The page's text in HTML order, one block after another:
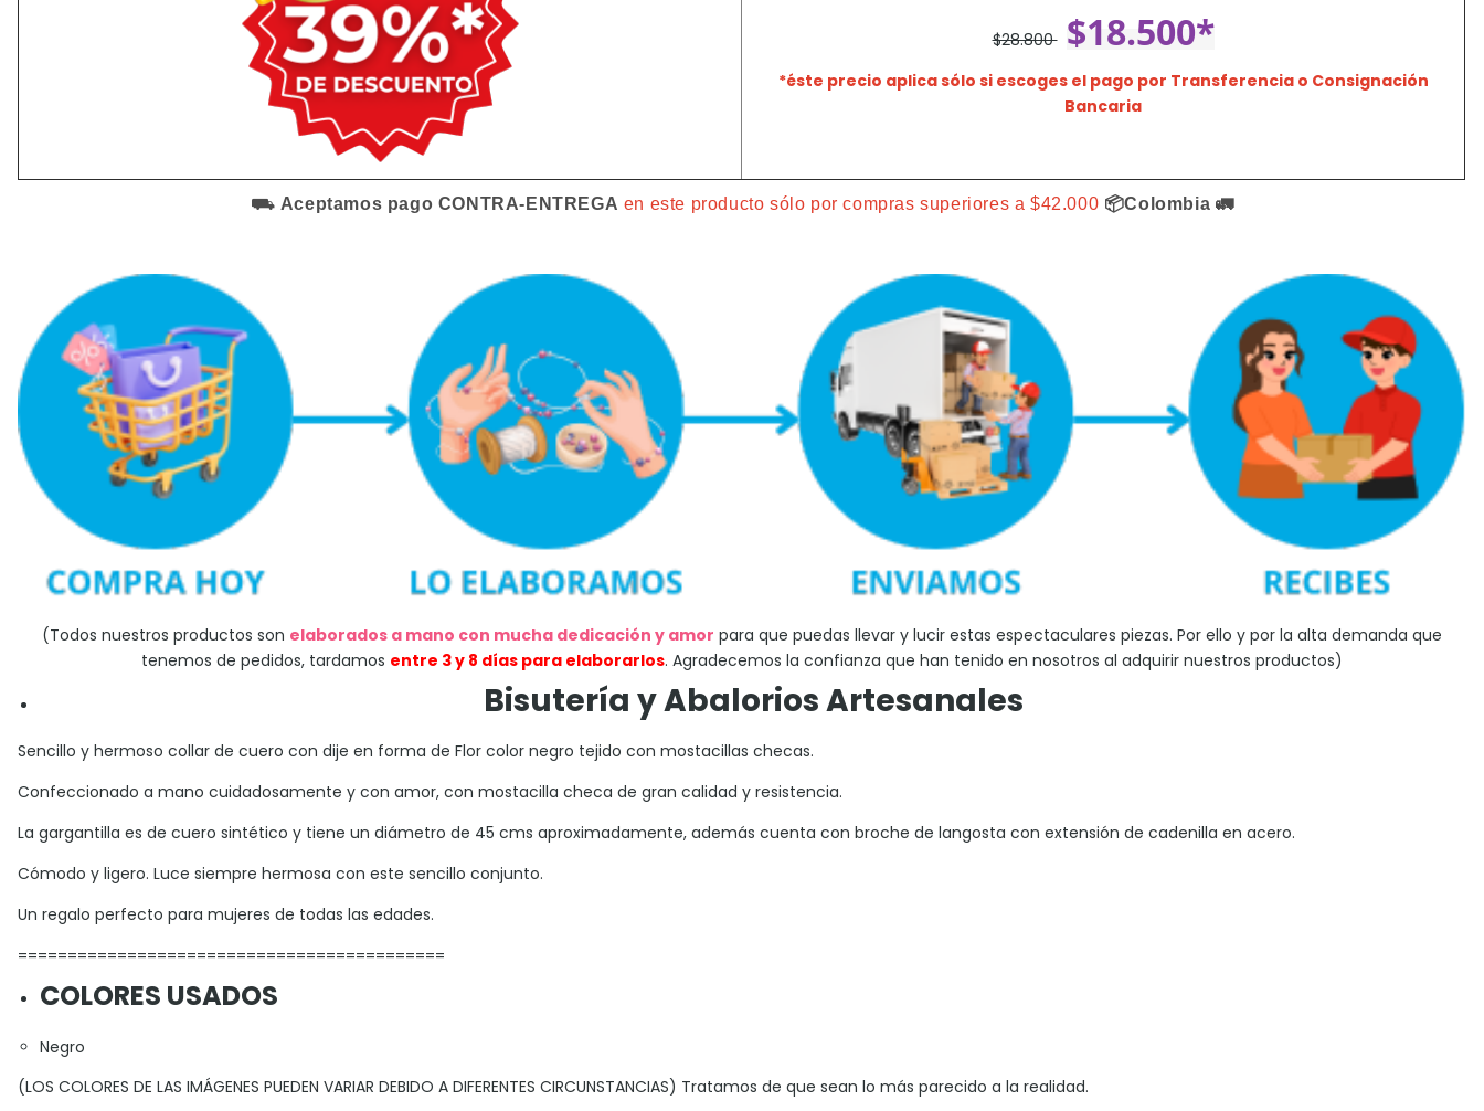
$28.800 $18.500*
*éste precio aplica sólo si escoges el pago por Transferencia o Consignación
Bancaria
⛟ Aceptamos pago CONTRA-ENTREGA en este producto sólo por compras superiores a $42.000 📦Colombia 🚛
(Todos nuestros productos son elaborados a mano con mucha dedicación y amor para que puedas llevar y lucir estas espectaculares piezas. Por ello y por la alta demanda que
tenemos de pedidos, tardamos entre 3 y 8 días para elaborarlos. Agradecemos la confianza que han tenido en nosotros al adquirir nuestros productos)
Bisutería y Abalorios Artesanales
Sencillo y hermoso collar de cuero con dije en forma de Flor color negro tejido con mostacillas checas.
Confeccionado a mano cuidadosamente y con amor, con mostacilla checa de gran calidad y resistencia.
La gargantilla es de cuero sintético y tiene un diámetro de 45 cms aproximadamente, además cuenta con broche de langosta con extensión de cadenilla en acero.
Cómodo y ligero. Luce siempre hermosa con este sencillo conjunto.
Un regalo perfecto para mujeres de todas las edades.
===========================================
COLORES USADOS
Negro
(LOS COLORES DE LAS IMÁGENES PUEDEN VARIAR DEBIDO A DIFERENTES CIRCUNSTANCIAS) Tratamos de que sean lo más parecido a la realidad.